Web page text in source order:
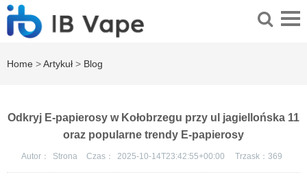
Home >Artykuł > Blog
Odkryj E-papierosy w Kołobrzegu przy ul jagiellońska 11
oraz popularne trendy E-papierosy
Autor： Strona Czas： 2025-10-14T23:42:55+00:00 Trzask： 369